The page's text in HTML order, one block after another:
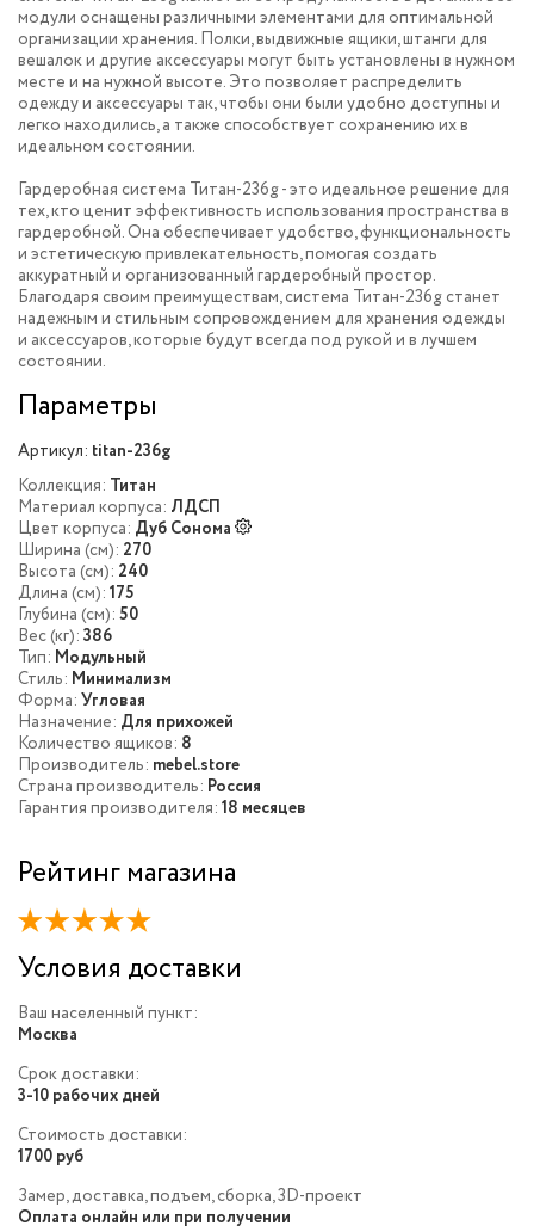
модули оснащены различными элементами для оптимальной
организации хранения. Полки, выдвижные ящики, штанги для
вешалок и другие аксессуары могут быть установлены в нужном
месте и на нужной высоте. Это позволяет распределить
одежду и аксессуары так, чтобы они были удобно доступны и
легко находились, а также способствует сохранению их в
идеальном состоянии.
Гардеробная система Титан-236g - это идеальное решение для
тех, кто ценит эффективность использования пространства в
гардеробной. Она обеспечивает удобство, функциональность
и эстетическую привлекательность, помогая создать
аккуратный и организованный гардеробный простор.
Благодаря своим преимуществам, система Титан-236g станет
надежным и стильным сопровождением для хранения одежды
и аксессуаров, которые будут всегда под рукой и в лучшем
состоянии.
Параметры
Артикул: titan-236g
Коллекция: Титан
Материал корпуса: ЛДСП
Цвет корпуса: Дуб Сонома
Ширина (см): 270
Высота (см): 240
Длина (см): 175
Глубина (см): 50
Вес (кг): 386
Тип: Модульный
Стиль: Минимализм
Форма: Угловая
Назначение: Для прихожей
Количество ящиков: 8
Производитель: mebel.store
Страна производитель: Россия
Гарантия производителя: 18 месяцев
Рейтинг магазина
Условия доставки
Ваш населенный пункт:
Москва
Срок доставки:
3-10 рабочих дней
Стоимость доставки:
1700 руб
Замер, доставка, подъем, сборка, 3D-проект
Оплата онлайн или при получении